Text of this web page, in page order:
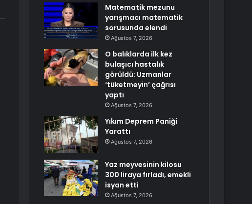
Matematik mezunu
yarışmacı matematik
sorusunda elendi
Ağustos 7, 2026
O balıklarda ilk kez
bulaşıcı hastalık
görüldü: Uzmanlar
‘tüketmeyin’ çağrısı
yaptı
Ağustos 7, 2026
Yıkım Deprem Paniği
Yarattı
Ağustos 7, 2026
Yaz meyvesinin kilosu
300 liraya fırladı, emekli
isyan etti
Ağustos 7, 2026